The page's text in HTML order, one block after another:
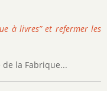
à livres” et refermer les
la Fabrique...